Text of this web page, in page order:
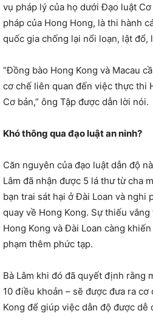
vụ pháp lý của họ dưới Đạo luật
pháp của Hong Hong, là thi hành
quốc gia chống lại nổi loạn, lật đổ,
“Đồng bào Hong Kong và Macau
cơ chế liên quan đến việc thực thi
Cơ bản,” ông Tập được dẫn lời nói.
Khó thông qua đạo luật an ninh?
Căn nguyên của đạo luật dẫn độ
Lâm đã nhận được 5 lá thư từ cha
bạn trai sát hại ở Đài Loan và nghi
quay về Hong Kong. Sự thiếu
Hong Kong và Đài Loan càng
phạm thêm phức tạp.
Bà Lâm khi đó đã quyết định rằng
10 điều khoản – sẽ được đưa ra cơ
Kong để giúp việc dẫn độ được dễ